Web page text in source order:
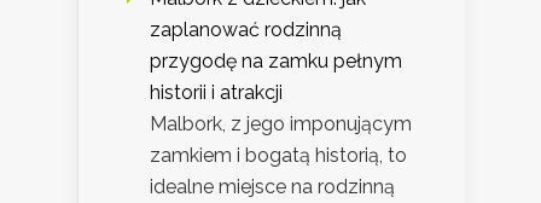
zaplanować rodzinną
przygodę na zamku pełnym
historii i atrakcji
Malbork, z jego imponującym
zamkiem i bogatą historią, to
idealne miejsce na rodzinną